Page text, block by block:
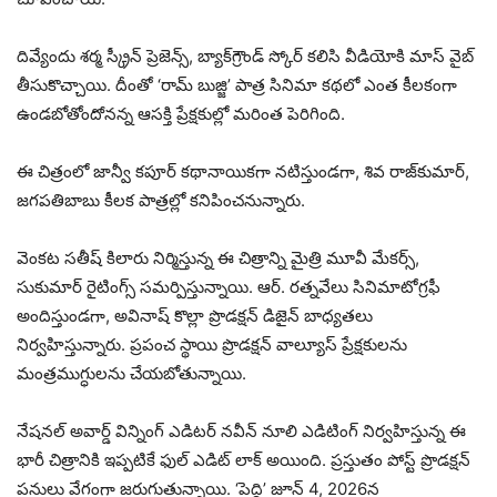
దివ్యేందు శర్మ స్క్రీన్ ప్రెజెన్స్, బ్యాక్‌గ్రౌండ్ స్కోర్ కలిసి వీడియోకి మాస్ వైబ్
తీసుకొచ్చాయి. దీంతో ‘రామ్ బుజ్జి’ పాత్ర సినిమా కథలో ఎంత కీలకంగా
ఉండబోతోందోనన్న ఆసక్తి ప్రేక్షకుల్లో మరింత పెరిగింది.
ఈ చిత్రంలో జాన్వీ కపూర్ కథానాయికగా నటిస్తుండగా, శివ రాజ్‌కుమార్,
జగపతిబాబు కీలక పాత్రల్లో కనిపించనున్నారు.
వెంకట సతీష్ కిలారు నిర్మిస్తున్న ఈ చిత్రాన్ని మైత్రి మూవీ మేకర్స్,
సుకుమార్ రైటింగ్స్ సమర్పిస్తున్నాయి. ఆర్. రత్నవేలు సినిమాటోగ్రఫీ
అందిస్తుండగా, అవినాష్ కొల్లా ప్రొడక్షన్ డిజైన్ బాధ్యతలు
నిర్వహిస్తున్నారు. ప్రపంచ స్థాయి ప్రొడక్షన్ వాల్యూస్ ప్రేక్షకులను
మంత్రముగ్ధులను చేయబోతున్నాయి.
నేషనల్ అవార్డ్ విన్నింగ్ ఎడిటర్ నవీన్ నూలి ఎడిటింగ్ నిర్వహిస్తున్న ఈ
భారీ చిత్రానికి ఇప్పటికే ఫుల్ ఎడిట్ లాక్ అయింది. ప్రస్తుతం పోస్ట్ ప్రొడక్షన్
పనులు వేగంగా జరుగుతున్నాయి. ‘పెద్ది’ జూన్ 4, 2026న